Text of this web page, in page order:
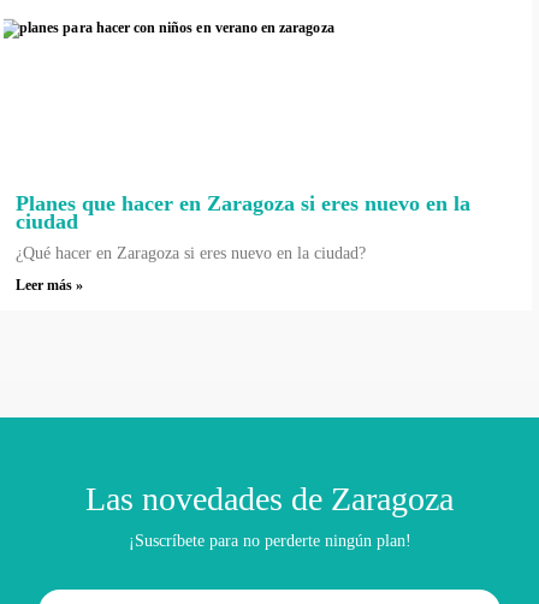
Planes que hacer en Zaragoza si eres nuevo en la
ciudad
¿Qué hacer en Zaragoza si eres nuevo en la ciudad?
Leer más »
Las novedades de Zaragoza
¡Suscríbete para no perderte ningún plan!